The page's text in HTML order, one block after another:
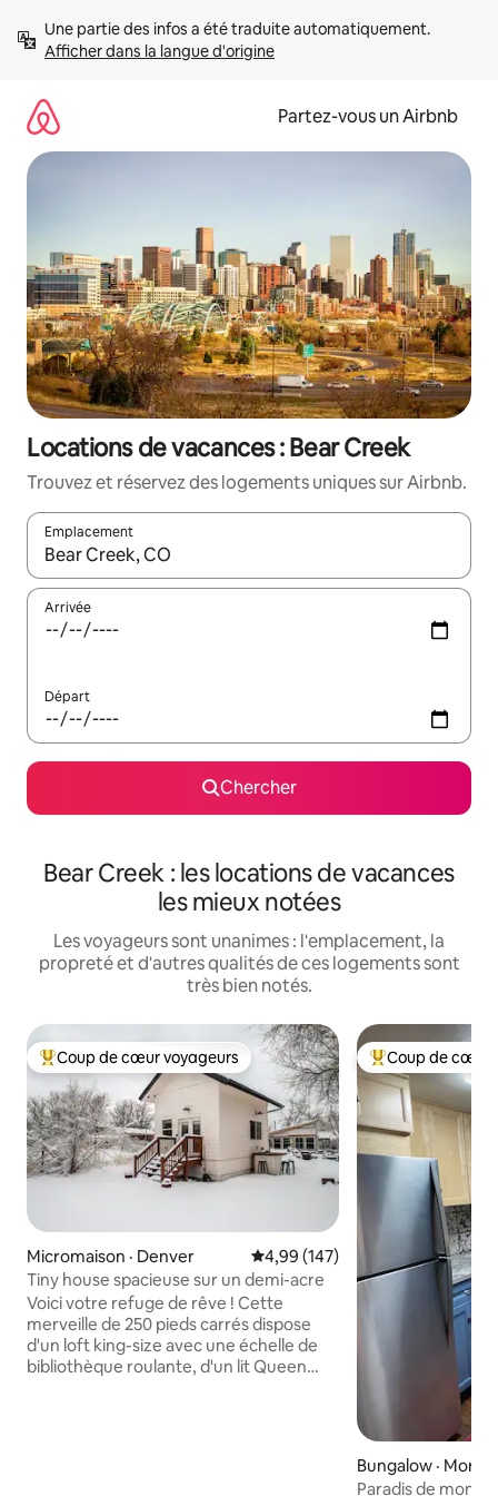
directement
Afficher dans la langue d'origine
Partez-vous un Airbnb
Locations de vacances : Bear Creek
Trouvez et réservez des logements uniques sur Airbnb.
Emplacement
Quand les résultats sont affichés, parcourez-les en utilisant
Arrivée
Départ
Chercher
Bear Creek : les locations de vacances
les mieux notées
Les voyageurs sont unanimes : l'emplacement, la
propreté et d'autres qualités de ces logements sont
très bien notés.
Coup de cœur voyageurs parmi les plus aimés
Coup de cœur voyageurs
Micromaison · Denver Note moyenne de 4,99 sur 5,
4,99 (147)
Tiny house spacieuse sur un demi-acre
Voici votre refuge de rêve ! Cette
merveille de 250 pieds carrés dispose
d'un loft king-size avec une échelle de
bibliothèque roulante, d'un lit Queen
Coup de cœur
Coup de cœur
Bungalow ·
Paradis de